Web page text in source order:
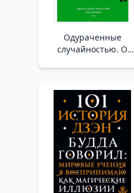
Одураченные
случайностью. О
Şansın İş Ve Yaşamdaki
Gizli Rolü Üzerine